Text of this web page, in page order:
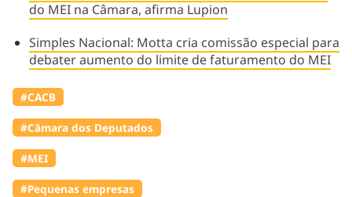
do MEI na Câmara, afirma Lupion
Simples Nacional: Motta cria comissão especial para
debater aumento do limite de faturamento do MEI
#⁠CACB
#Câmara dos Deputados
#MEI
#Pequenas empresas